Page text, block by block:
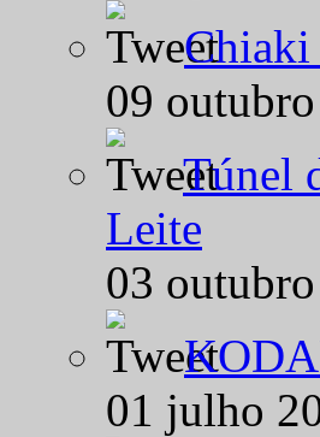
09
Túnel
Leite
03
01 julho